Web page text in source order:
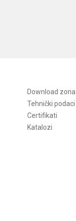
Download zona
Tehnički podaci
Certifikati
Katalozi